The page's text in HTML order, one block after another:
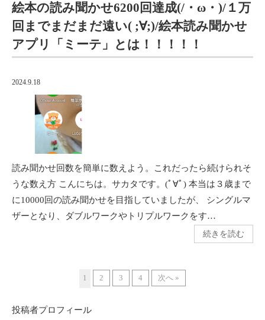
絵本の読み聞かせ6200回達成(/・ω・)/１万
回までまだまだ遠い( ;∀;)/絵本読み聞かせ
アプリ「ミーテ」とは！！！！！
2024.9.18
読み聞かせ回数を簡単に数えよう。これだったら続けられそ
うな数え方 こんにちは。サカタです。(ﾟ∀ﾟ) 本当は３歳まで
に10000回の読み聞かせを目指していましたが、 シングルマ
ザーとなり、ダブルワークやトリプルワークをす…
続きを読む
1 2 3 4 次へ »
投稿者プロフィール